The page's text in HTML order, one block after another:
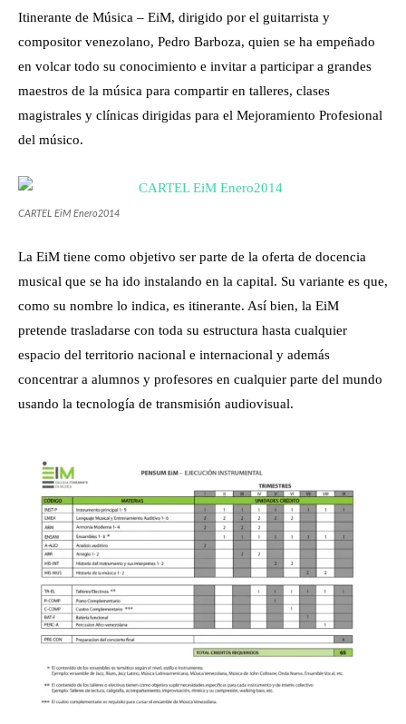
Itinerante de Música – EiM, dirigido por el guitarrista y
compositor venezolano, Pedro Barboza, quien se ha empeñado
en volcar todo su conocimiento e invitar a participar a grandes
maestros de la música para compartir en talleres, clases
magistrales y clínicas dirigidas para el Mejoramiento Profesional
del músico.
CARTEL EiM Enero2014
La EiM tiene como objetivo ser parte de la oferta de docencia
musical que se ha ido instalando en la capital. Su variante es que,
como su nombre lo indica, es itinerante. Así bien, la EiM
pretende trasladarse con toda su estructura hasta cualquier
espacio del territorio nacional e internacional y además
concentrar a alumnos y profesores en cualquier parte del mundo
usando la tecnología de transmisión audiovisual.